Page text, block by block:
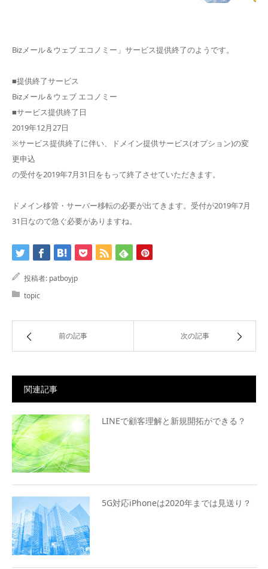
Bizメール＆ウェブ エコノミー」サービス提供終了のようです。
■提供終了サービス
Bizメール＆ウェブ エコノミー
■サービス提供終了日
2019年12月27日
※サービス提供終了に伴い、ドメイン提供サービス(オプション)の変
更申込
の受付を2019年7月31日をもって終了させていただきます。
ドメイン移管・サーバー移転の必要が出てきます。受付が2019年7月
31日なので急ぐ必要がありますね。
投稿者: patboyjp
topic
前の記事 次の記事
関連記事
LINEで顧客理解と新規開拓ができる？
5G対応iPhoneは2020年までは見送り？